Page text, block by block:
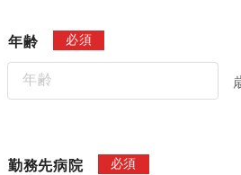
年齢 必須
勤務先病院 必須